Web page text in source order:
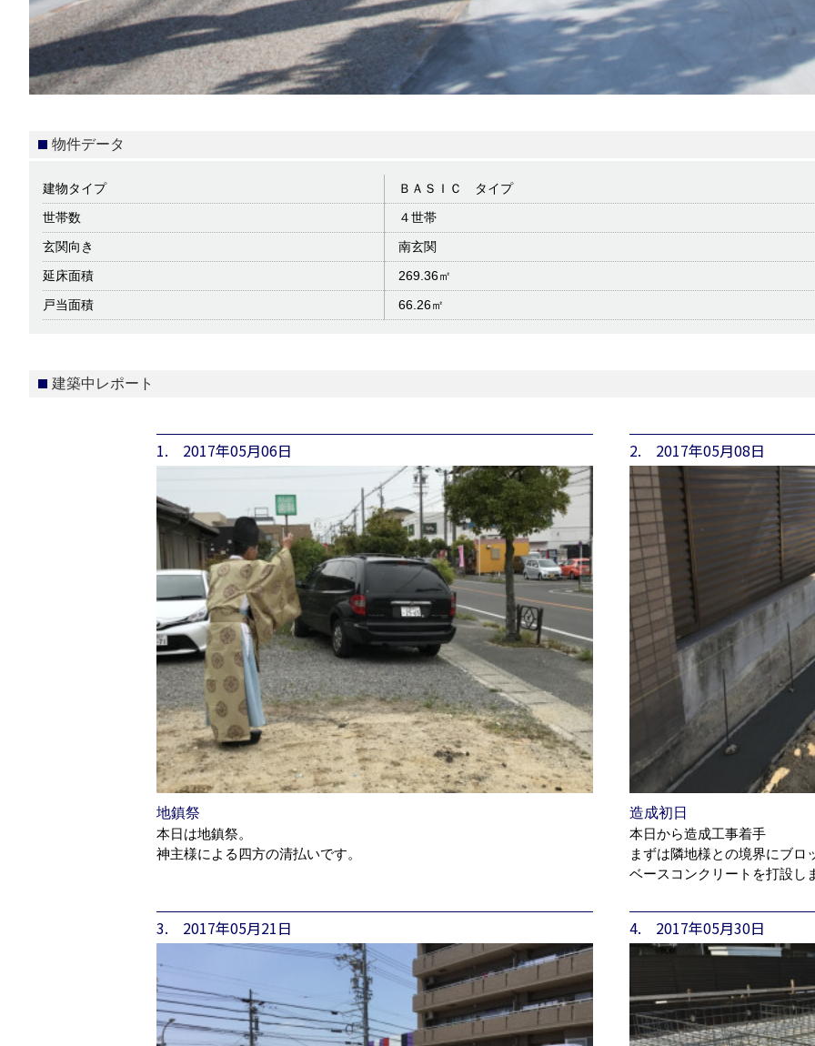
物件データ
建物タイプ
ＢＡＳＩＣ タイプ
世帯数
４世帯
玄関向き
南玄関
延床面積
269.36㎡
戸当面積
66.26㎡
建築中レポート
1. 2017年05月06日
地鎮祭
本日は地鎮祭。
神主様による四方の清払いです。
2. 2017年05月08日
造成初日
本日から造成工事着手
まずは隣地様との境界にブロ
ベースコンクリートを打設し
3. 2017年05月21日 4. 2017年05月30日